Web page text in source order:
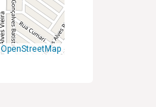
OpenStreetMap